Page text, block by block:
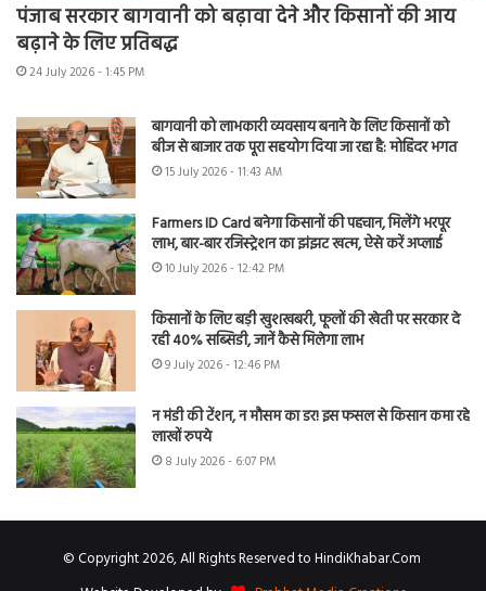
पंजाब सरकार बागवानी को बढ़ावा देने और किसानों की आय
बढ़ाने के लिए प्रतिबद्ध
24 July 2026 - 1:45 PM
बागवानी को लाभकारी व्यवसाय बनाने के लिए किसानों को
बीज से बाजार तक पूरा सहयोग दिया जा रहा है: मोहिंदर भगत
15 July 2026 - 11:43 AM
Farmers ID Card बनेगा किसानों की पहचान, मिलेंगे भरपूर
लाभ, बार-बार रजिस्ट्रेशन का झंझट खत्म, ऐसे करें अप्लाई
10 July 2026 - 12:42 PM
किसानों के लिए बड़ी खुशखबरी, फूलों की खेती पर सरकार दे
रही 40% सब्सिडी, जानें कैसे मिलेगा लाभ
9 July 2026 - 12:46 PM
न मंडी की टेंशन, न मौसम का डर! इस फसल से किसान कमा रहे
लाखों रुपये
8 July 2026 - 6:07 PM
© Copyright 2026, All Rights Reserved to HindiKhabar.Com